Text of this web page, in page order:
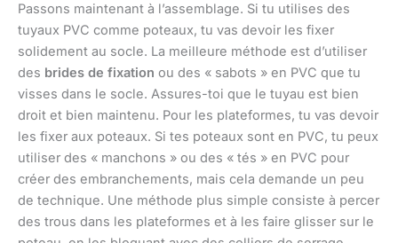
Passons maintenant à l’assemblage. Si tu utilises des
tuyaux PVC comme poteaux, tu vas devoir les fixer
solidement au socle. La meilleure méthode est d’utiliser
des brides de fixation ou des « sabots » en PVC que tu
visses dans le socle. Assures-toi que le tuyau est bien
droit et bien maintenu. Pour les plateformes, tu vas devoir
les fixer aux poteaux. Si tes poteaux sont en PVC, tu peux
utiliser des « manchons » ou des « tés » en PVC pour
créer des embranchements, mais cela demande un peu
de technique. Une méthode plus simple consiste à percer
des trous dans les plateformes et à les faire glisser sur le